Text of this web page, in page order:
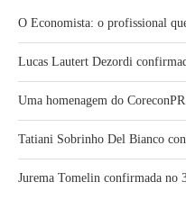
O Economista: o profissional
Lucas Lautert Dezordi
Uma homenagem do
Tatiani Sobrinho Del Bianco
Jurema Tomelin confirmada no